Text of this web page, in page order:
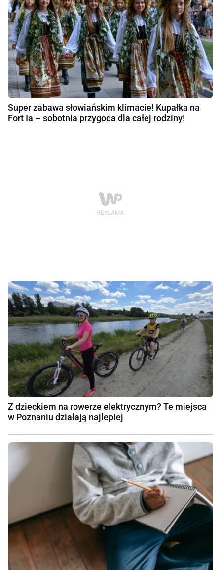
Super zabawa słowiańskim klimacie! Kupałka na
Fort Ia – sobotnia przygoda dla całej rodziny!
Z dzieckiem na rowerze elektrycznym? Te miejsca
w Poznaniu działają najlepiej